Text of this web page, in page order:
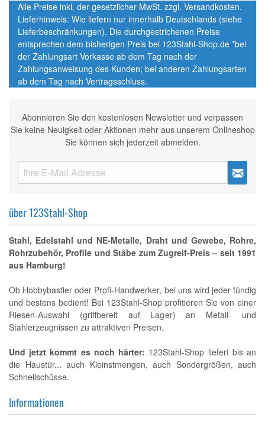
Alle Preise inkl. der gesetzlicher MwSt. zzgl. Versandkosten.
Lieferhinweis: Wie liefern nur innerhalb Deutschlands (siehe
Lieferbeschränkungen). Die durchgestrichenen Preise
entsprechen dem bisherigen Preis bei 123Stahl-Shop.de *bei
der Zahlungsart Vorkasse ab dem Tag nach der
Zahlungsanweisung des Kunden; bei anderen Zahlungsarten
ab dem Tag nach Vertragsschluss.
Abonnieren Sie den kostenlosen Newsletter und verpassen
Sie keine Neuigkeit oder Aktionen mehr aus unserem Onlineshop
Sie können sich jederzeit abmelden.
über 123Stahl-Shop
Stahl, Edelstahl und NE-Metalle, Draht und Gewebe, Rohre,
Rohrzubehör, Profile und Stäbe zum Zugreif-Preis – seit 1991
aus Hamburg!
Ob Hobbybastler oder Profi-Handwerker, bei uns wird jeder fündig
und bestens bedient! Bei 123Stahl-Shop profitieren Sie von einer
Riesen-Auswahl (griffbereit auf Lager) an Metall- und
Stahlerzeugnissen zu attraktiven Preisen.
Und jetzt kommt es noch härter: 123Stahl-Shop liefert bis an
die Haustür... auch Kleinstmengen, auch Sondergrößen, auch
Schnellschüsse.
Informationen